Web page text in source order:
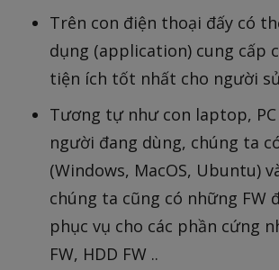
Trên con điện thoại đấy có
dụng (application) cung cấp
tiện ích tốt nhất cho người
Tương tự như con laptop,
người đang dùng, chúng ta
(Windows, MacOS, Ubuntu)
chúng ta cũng có những FW
phục vụ cho các phần cứng
FW, HDD FW ..